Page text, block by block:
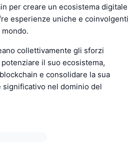
per creare un ecosistema digitale
esperienze uniche e coinvolgenti
collettivamente gli sforzi
il suo ecosistema,
e consolidare la sua
significativo nel dominio del